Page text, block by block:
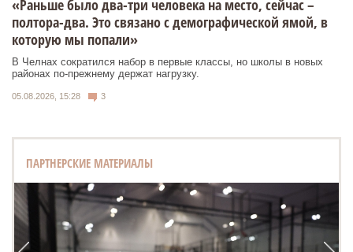
«Раньше было два-три человека на место, сейчас –
полтора-два. Это связано с демографической ямой, в
которую мы попали»
В Челнах сократился набор в первые классы, но школы в новых
районах по-прежнему держат нагрузку.
05.08.2026, 15:28 3
ПАРТНЕРСКИЕ МАТЕРИАЛЫ